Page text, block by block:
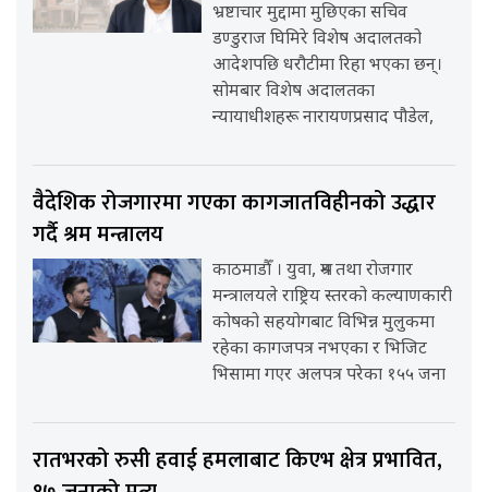
भ्रष्टाचार मुद्दामा मुछिएका सचिव
डण्डुराज घिमिरे विशेष अदालतको
आदेशपछि धरौटीमा रिहा भएका छन्।
सोमबार विशेष अदालतका
न्यायाधीशहरू नारायणप्रसाद पौडेल,
वैदेशिक रोजगारमा गएका कागजातविहीनको उद्धार
गर्दै श्रम मन्त्रालय
काठमाडौँ । युवा, श्रम तथा रोजगार
मन्त्रालयले राष्ट्रिय स्तरको कल्याणकारी
कोषको सहयोगबाट विभिन्न मुलुकमा
रहेका कागजपत्र नभएका र भिजिट
भिसामा गएर अलपत्र परेका १५५ जना
रातभरको रुसी हवाई हमलाबाट किएभ क्षेत्र प्रभावित,